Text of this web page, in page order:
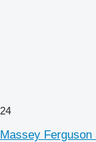
24
Massey Ferguson